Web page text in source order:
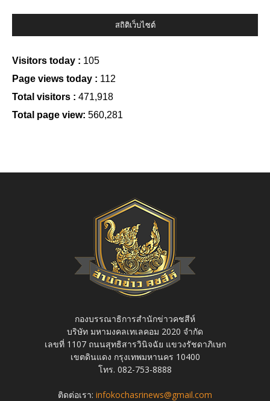
สถิติเว็บไซต์
Visitors today : 105
Page views today : 112
Total visitors : 471,918
Total page view: 560,281
กองบรรณาธิการสำนักข่าวคชสีห์
บริษัท มหามงคลเทเลคอม 2020 จำกัด
เลขที่ 1107 ถนนสุทธิสารวินิจฉัย แขวงรัชดาภิเษก
เขตดินแดง กรุงเทพมหานคร 10400
โทร. 082-753-8888
ติดต่อเรา: infokochasrinews@gmail.com